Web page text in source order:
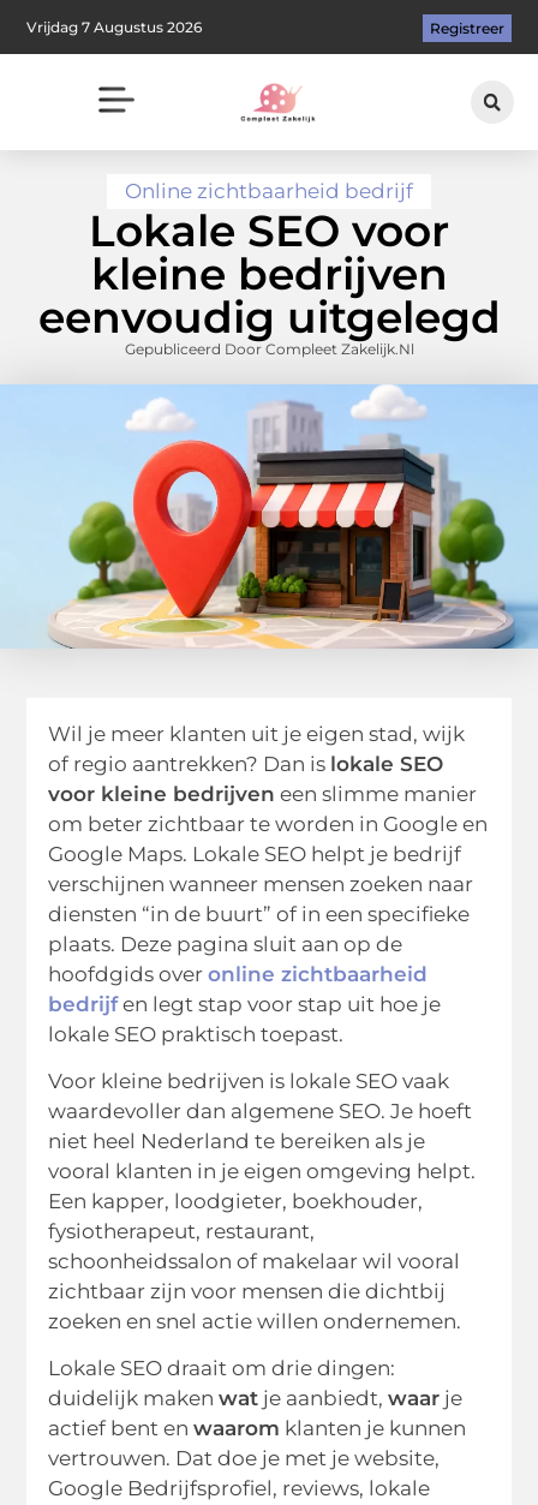
Vrijdag 7 Augustus 2026 Registreer
Online zichtbaarheid bedrijf
Lokale SEO voor
kleine bedrijven
eenvoudig uitgelegd
Gepubliceerd Door Compleet Zakelijk.nl
Wil je meer klanten uit je eigen stad, wijk
of regio aantrekken? Dan is lokale SEO
voor kleine bedrijven een slimme manier
om beter zichtbaar te worden in Google en
Google Maps. Lokale SEO helpt je bedrijf
verschijnen wanneer mensen zoeken naar
diensten “in de buurt” of in een specifieke
plaats. Deze pagina sluit aan op de
hoofdgids overonline zichtbaarheid
bedrijfen legt stap voor stap uit hoe je
lokale SEO praktisch toepast.
Voor kleine bedrijven is lokale SEO vaak
waardevoller dan algemene SEO. Je hoeft
niet heel Nederland te bereiken als je
vooral klanten in je eigen omgeving helpt.
Een kapper, loodgieter, boekhouder,
fysiotherapeut, restaurant,
schoonheidssalon of makelaar wil vooral
zichtbaar zijn voor mensen die dichtbij
zoeken en snel actie willen ondernemen.
Lokale SEO draait om drie dingen:
duidelijk makenwat je aanbiedt,waar je
actief bent enwaarom klanten je kunnen
vertrouwen. Dat doe je met je website,
Google Bedrijfsprofiel, reviews, lokale